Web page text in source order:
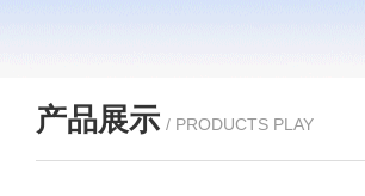
产品展示 / PRODUCTS PLAY